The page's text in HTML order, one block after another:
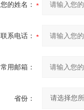
您的姓名：
联系电话：
常用邮箱：
省份：